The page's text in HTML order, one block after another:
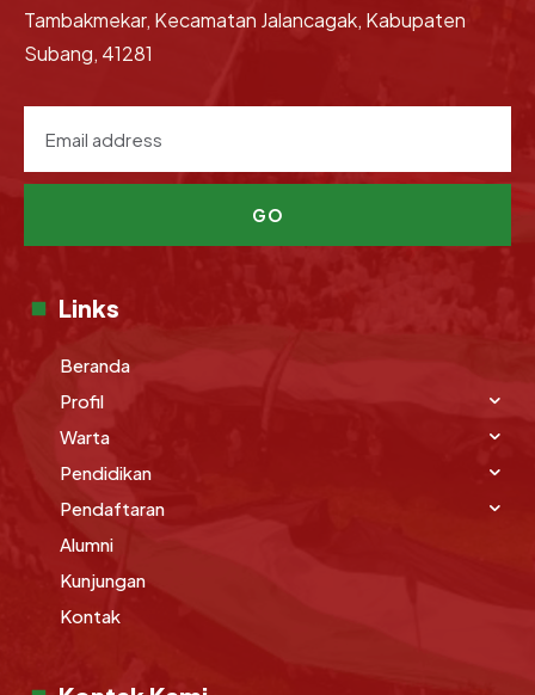
Tambakmekar, Kecamatan Jalancagak, Kabupaten
Subang, 41281
GO
Links
Beranda
Profil
Warta
Pendidikan
Pendaftaran
Alumni
Kunjungan
Kontak